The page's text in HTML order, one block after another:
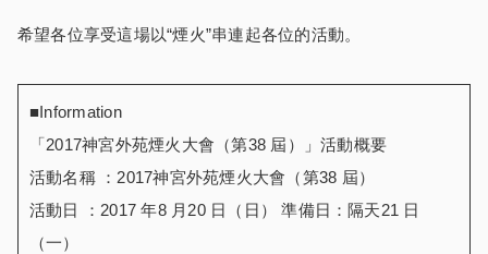
希望各位享受這場以“煙火”串連起各位的活動。
■Information
「2017神宮外苑煙火大會（第38 屆）」活動概要
活動名稱 ：2017神宮外苑煙火大會（第38 屆）
活動日 ：2017 年8 月20 日（日） 準備日：隔天21 日
（一）